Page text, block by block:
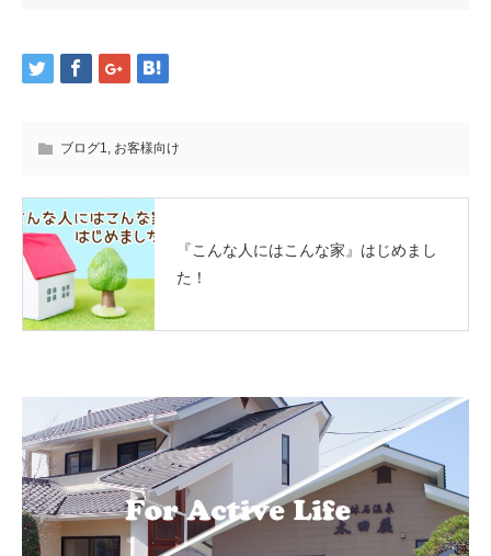
ブログ1 お客様向け
『こんな人にはこんな家』はじめまし
た！